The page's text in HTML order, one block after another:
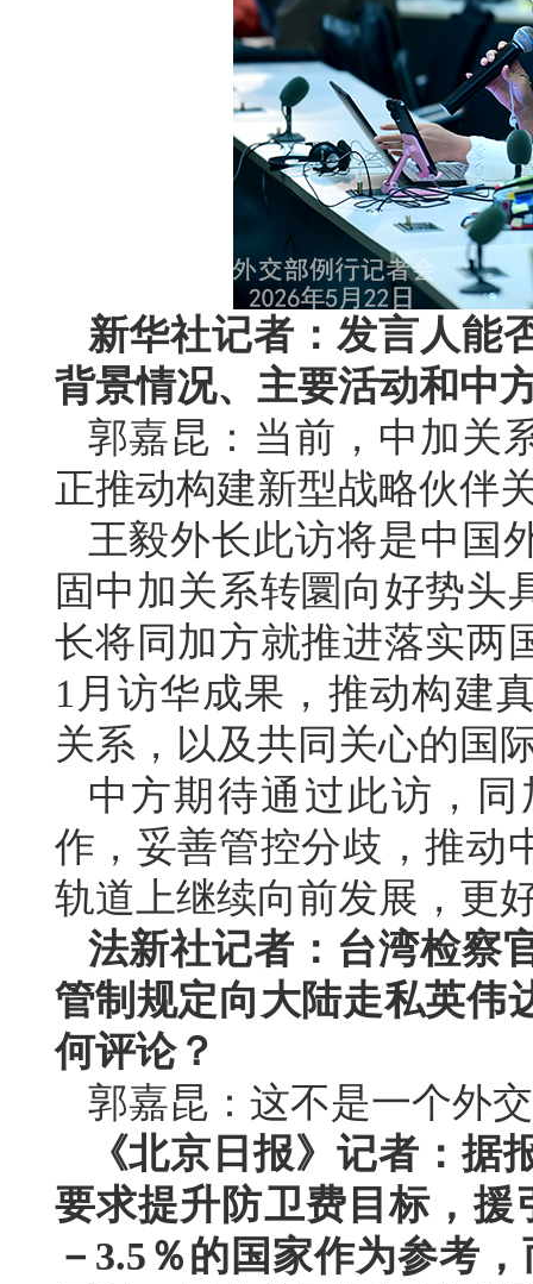
新华社记者：发言人能
背景情况、主要活动和中
郭嘉昆：当前，中加关
正推动构建新型战略伙伴
王毅外长此访将是中国
固中加关系转圜向好势头
长将同加方就推进落实两
1月访华成果，推动构建
关系，以及共同关心的国
中方期待通过此访，
作，妥善管控分歧，推动
轨道上继续向前发展，更
法新社记者：台湾检察
管制规定向大陆走私英伟
何评论？
郭嘉昆：这不是一个外
《北京日报》记者：
要求提升防卫费目标，援
－3.5％的国家作为参考